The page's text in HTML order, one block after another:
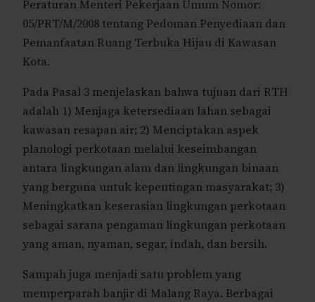
Peraturan Menteri Pekerjaan Umum Nomor:
05/PRT/M/2008 tentang Pedoman Penyediaan dan
Pemanfaatan Ruang Terbuka Hijau di Kawasan
Kota.
Pada Pasal 3 menjelaskan bahwa tujuan dari RTH
adalah 1) Menjaga ketersediaan lahan sebagai
kawasan resapan air; 2) Menciptakan aspek
planologi perkotaan melalui keseimbangan
antara lingkungan alam dan lingkungan binaan
yang berguna untuk kepentingan masyarakat; 3)
Meningkatkan keserasian lingkungan perkotaan
sebagai sarana pengaman lingkungan perkotaan
yang aman, nyaman, segar, indah, dan bersih.
Sampah juga menjadi satu problem yang
memperparah banjir di Malang Raya. Berbagai